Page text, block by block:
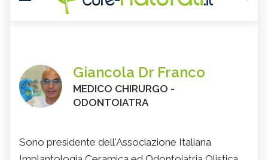
Giancola Dr Franco
MEDICO CHIRURGO -
ODONTOIATRA
Sono presidente dell'Associazione Italiana